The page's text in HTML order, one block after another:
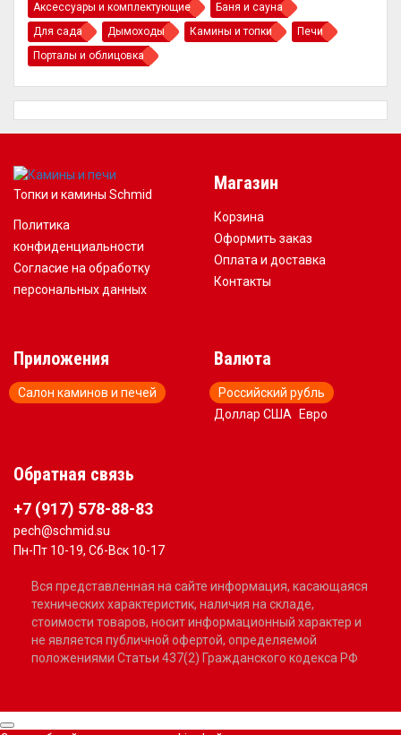
Аксессуары и комплектующие
Баня и сауна
Для сада
Дымоходы Камины и топки
Печи
Порталы и облицовка
Топки и камины Schmid
Политика
конфиденциальности
Согласие на обработку
персональных данных
Магазин
Корзина
Оформить заказ
Оплата и доставка
Контакты
Приложения
Салон каминов и печей
Валюта
Российский рубль
Доллар США
Евро
Обратная связь
+7 (917) 578-88-83
pech@schmid.su
Пн-Пт 10-19, Сб-Вск 10-17
Вся представленная на сайте информация, касающаяся
технических характеристик, наличия на складе,
стоимости товаров, носит информационный характер и
не является публичной офертой, определяемой
положениями Статьи 437(2) Гражданского кодекса РФ